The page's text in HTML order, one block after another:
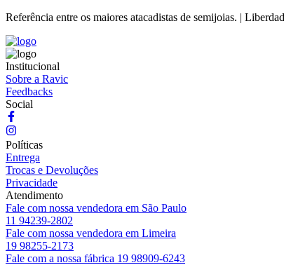
Referência entre os maiores atacadistas de semijoias. |
Institucional
Sobre a Ravic
Feedbacks
Social
Políticas
Entrega
Trocas e Devoluções
Privacidade
Atendimento
Fale com nossa vendedora em São Paulo
11 94239-2802
Fale com nossa vendedora em Limeira
19 98255-2173
Fale com a nossa fábrica 19 98909-6243